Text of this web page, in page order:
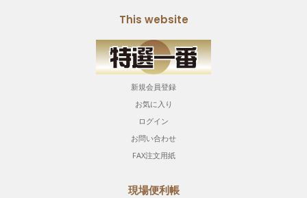
This website
新規会員登録
お気に入り
ログイン
お問い合わせ
FAX注文用紙
現場便利帳